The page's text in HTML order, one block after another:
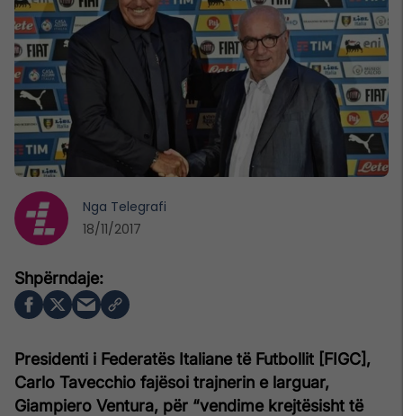
Presidenti i Federatës Italiane të Futbollit [FIGC],
Carlo Tavecchio fajësoi trajnerin e larguar,
Giampiero Ventura, për “vendime krejtësisht të
Nga Telegrafi
18/11/2017